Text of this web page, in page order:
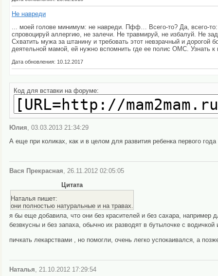
Не навреди
... моей голове минимум: не навреди. Пфф… Всего-то? Да, всего-
спровоцируй аллергию, не залечи. Не травмируй, не избалуй. Не
Схватить мужа за штанину и требовать этот невзрачный и
деятельной мамой, ей нужно вспомнить где ее полис ОМС. Узнать к
Дата обновления: 10.12.2017
Код для вставки на форуме:
Юлия, 03.03.2013 21:34:29
А еще при коликах, как и в целом для развития ребенка первого
Вася Прекрасная, 26.11.2012 02:05:05
Цитата
Наталья пишет:
они полностью натуральные и на травах.
я бы еще добавила, что они без красителей и без сахара,
безвкусны и без запаха, обычно их разводят в бутылочке с
пичкать лекарствами , но помогли, очень легко успокаивался, а
Наталья, 21.10.2012 17:29:54